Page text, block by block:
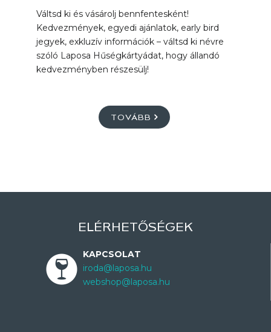
Váltsd ki és vásárolj bennfentesként!
Kedvezmények, egyedi ajánlatok, early bird
jegyek, exkluzív információk – váltsd ki névre
szóló Laposa Hűségkártyádat, hogy állandó
kedvezményben részesülj!
TOVÁBB
ELÉRHETŐSÉGEK
KAPCSOLAT
iroda@laposa.hu
webshop@laposa.hu